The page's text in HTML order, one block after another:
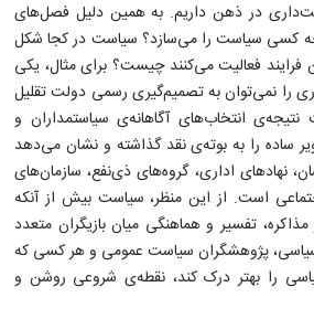
در ذهن داریم. به همین دلیل فصل‌های
چه کسی سیاست را می‌سازد؟ سیاست در کجا شکل
فعالیت می‌کنند چیست؟ برای مثال، یکی
را نمی‌توان به تصمیم‌گیری رسمی دولت تقلیل
انتخاب‌های آگاهانه‌ی سیاستمداران و
ساده را به بوته‌ی نقد گذاشته و نشان می‌دهد
نهادهای اداری، گروه‌های ذی‌نفع، سازمان‌های
است. از این منظر، سیاست بیش از آنکه
تفسیر و هماهنگی میان بازیگران متعدد
پژوهشگران سیاست عمومی و هر کسی که
را بهتر درک کند، نقطه‌ی شروعی روشن و